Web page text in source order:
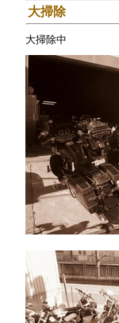
大掃除
大掃除中